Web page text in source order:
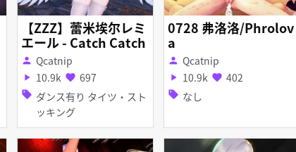
【ZZZ】蕾米埃尔レミ
エール - Catch Catch
person Qcatnip
play_arrow 10.9k favorite 697
sell ダンス有り タイツ・スト
ッキング
0728 弗洛洛/Phrolov
a
person Qcatnip
play_arrow 10.9k favorite 402
sell なし